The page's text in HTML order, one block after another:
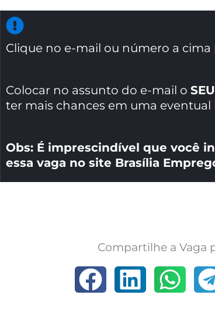
Clique no e-mail ou número a cima
Colocar no assunto do e-mail o
ter mais chances em uma
Obs: É imprescindível que você
essa vaga no site Brasília
Compartilhe a Vaga